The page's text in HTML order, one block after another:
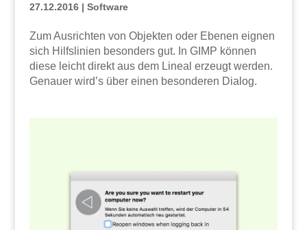
27.12.2016| Software
Zum Ausrichten von Objekten oder Ebenen eignen
sich Hilfslinien besonders gut. In GIMP können
diese leicht direkt aus dem Lineal erzeugt werden.
Genauer wird’s über einen besonderen Dialog.